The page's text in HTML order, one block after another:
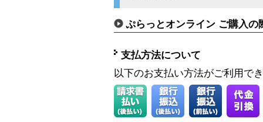
ぷらっとオンライン ご購入の
支払方法について
以下のお支払い方法がご利用で